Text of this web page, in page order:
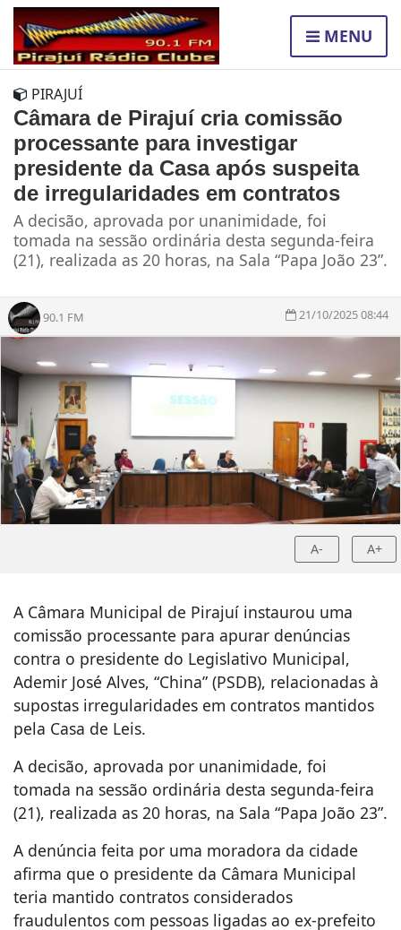
MENU
PIRAJUÍ
Câmara de Pirajuí cria comissão
processante para investigar
presidente da Casa após suspeita
de irregularidades em contratos
A decisão, aprovada por unanimidade, foi
tomada na sessão ordinária desta segunda-feira
(21), realizada as 20 horas, na Sala “Papa João 23”.
90.1 FM 21/10/2025 08:44
A- A+
A Câmara Municipal de Pirajuí instaurou uma
comissão processante para apurar denúncias
contra o presidente do Legislativo Municipal,
Ademir José Alves, “China” (PSDB), relacionadas à
supostas irregularidades em contratos mantidos
pela Casa de Leis.
A decisão, aprovada por unanimidade, foi
tomada na sessão ordinária desta segunda-feira
(21), realizada as 20 horas, na Sala “Papa João 23”.
A denúncia feita por uma moradora da cidade
afirma que o presidente da Câmara Municipal
teria mantido contratos considerados
fraudulentos com pessoas ligadas ao ex-prefeito